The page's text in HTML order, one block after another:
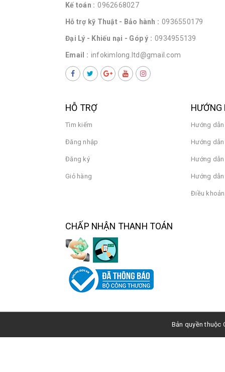
Kế toán : 0962668027
Hỗ trợ kỹ Thuật - Bảo hành : 0936550179
Đại Lý - Khiếu nại - Góp ý : 0934955139
Email : infokimlong.ltd@gmail.com
HỖ TRỢ
Tìm kiếm
Đăng nhập
Đăng ký
Giỏ hàng
HƯỚNG
Hướng
Hướng
Hướng
Hướng
Điều
CHẤP NHẬN THANH TOÁN
Bản quyền thuộc